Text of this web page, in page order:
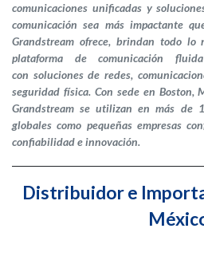
comunicaciones unificadas y
comunicación sea más impactante
Grandstream ofrece, brindan todo lo
plataforma de comunicación
con soluciones de redes,
seguridad física. Con sede en Boston,
Grandstream se utilizan en más de
globales como pequeñas empresas
confiabilidad e innovación.
Distribuidor e